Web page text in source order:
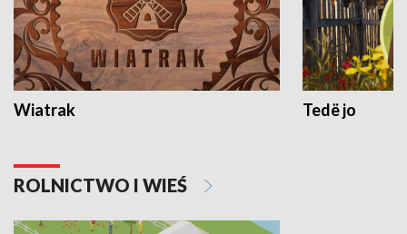
Wiatrak Tedë jo
ROLNICTWO I WIEŚ